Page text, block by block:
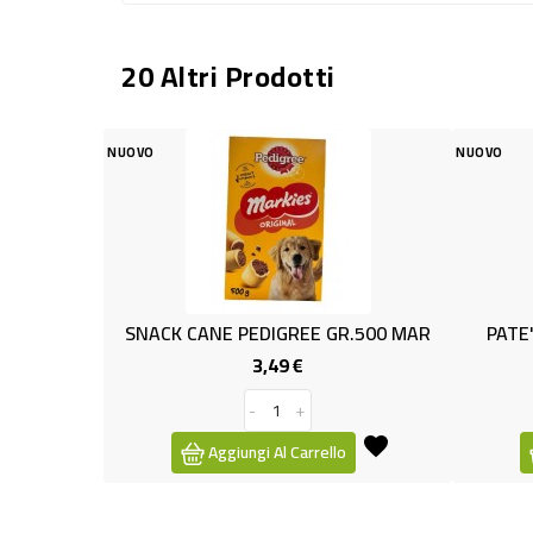
20 Altri Prodotti
PEDIGREE GR.500 MAR
NUOVO
PATE' X GATTO GR.100
Aggiungi Al Carrello